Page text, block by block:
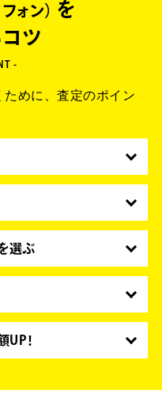
ングを解除してくださ
える場合は、「設
」で、
ト」→「すべてのコ
残っている場合があ
いることをご確認く
ォン
を
ツ
-
めに、査定のポイン
なく、付属品を全て
付いていたものがあ
定額がUPします！
麗な状態にしてから
す。柔らかい布で画
軽く拭いたりして、
選ぶ
フリーなら、再販後
高くなります。キャ
定条件を満たすと
になるので、ロック
できます。詳しい条
なので、梱包は特に
能であれば購入時の
をプチプチで包み、
UP！